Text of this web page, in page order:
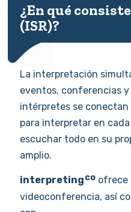
¿En qué
(ISR)?
La interpretación
eventos, conferencias y
intérpretes se
para interpretar en
escuchar todo en su
amplio.
interpreting
ofrece
videoconferencia, así